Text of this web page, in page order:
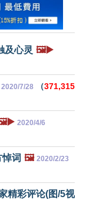
及心灵 🖼️▶️
2020/7/28 （371,315
2020/4/6
词 🖼️ 2020/2/23
精彩评论(图/5视